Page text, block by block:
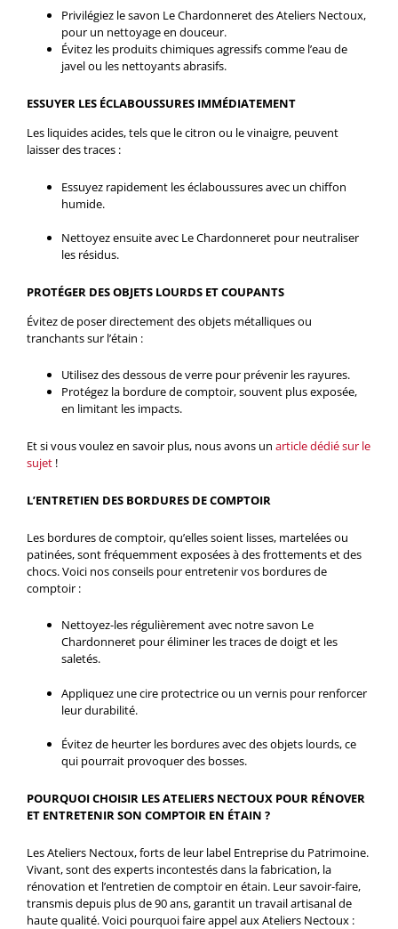
Privilégiez le savon Le Chardonneret des Ateliers Nectoux,
pour un nettoyage en douceur.
Évitez les produits chimiques agressifs comme l’eau de
javel ou les nettoyants abrasifs.
ESSUYER LES ÉCLABOUSSURES IMMÉDIATEMENT
Les liquides acides, tels que le citron ou le vinaigre, peuvent
laisser des traces :
Essuyez rapidement les éclaboussures avec un chiffon
humide.
Nettoyez ensuite avec Le Chardonneret pour neutraliser
les résidus.
PROTÉGER DES OBJETS LOURDS ET COUPANTS
Évitez de poser directement des objets métalliques ou
tranchants sur l’étain :
Utilisez des dessous de verre pour prévenir les rayures.
Protégez la bordure de comptoir, souvent plus exposée,
en limitant les impacts.
Et si vous voulez en savoir plus, nous avons un article dédié sur le
sujet !
L’ENTRETIEN DES BORDURES DE COMPTOIR
Les bordures de comptoir, qu’elles soient lisses, martelées ou
patinées, sont fréquemment exposées à des frottements et des
chocs. Voici nos conseils pour entretenir vos bordures de
comptoir :
Nettoyez-les régulièrement avec notre savon Le
Chardonneret pour éliminer les traces de doigt et les
saletés.
Appliquez une cire protectrice ou un vernis pour renforcer
leur durabilité.
Évitez de heurter les bordures avec des objets lourds, ce
qui pourrait provoquer des bosses.
POURQUOI CHOISIR LES ATELIERS NECTOUX POUR RÉNOVER
ET ENTRETENIR SON COMPTOIR EN ÉTAIN ?
Les Ateliers Nectoux, forts de leur label Entreprise du Patrimoine.
Vivant, sont des experts incontestés dans la fabrication, la
rénovation et l’entretien de comptoir en étain. Leur savoir-faire,
transmis depuis plus de 90 ans, garantit un travail artisanal de
haute qualité. Voici pourquoi faire appel aux Ateliers Nectoux :